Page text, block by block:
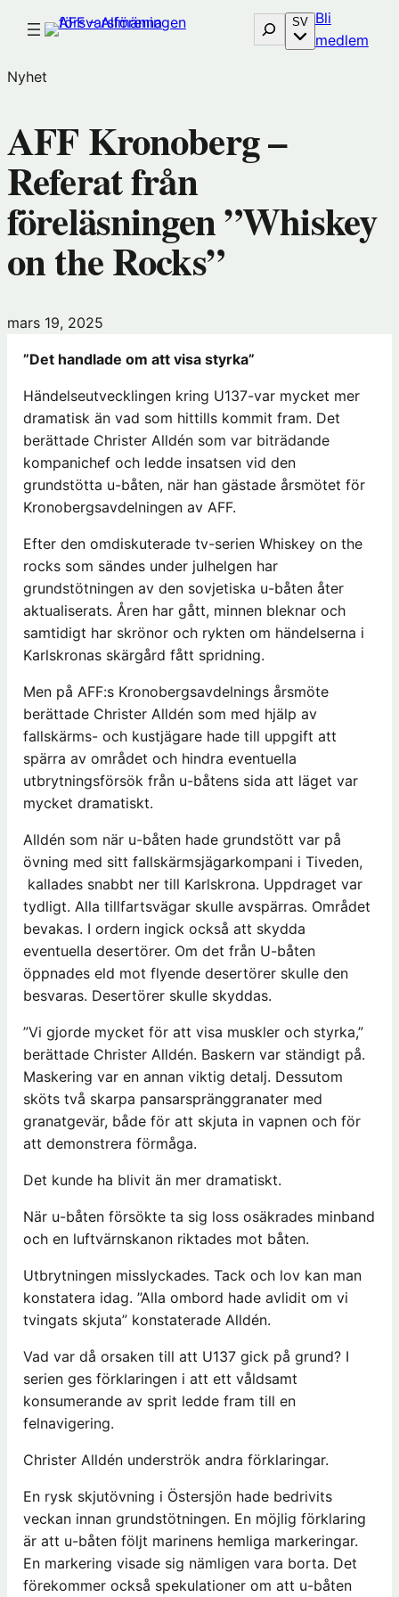
Sök SV Bli
medlem
Nyhet
AFF Kronoberg –
Referat från
föreläsningen ”Whiskey
on the Rocks”
mars 19, 2025
”Det handlade om att visa styrka”
Händelseutvecklingen kring U137-var mycket mer
dramatisk än vad som hittills kommit fram. Det
berättade Christer Alldén som var biträdande
kompanichef och ledde insatsen vid den
grundstötta u-båten, när han gästade årsmötet för
Kronobergsavdelningen av AFF.
Efter den omdiskuterade tv-serien Whiskey on the
rocks som sändes under julhelgen har
grundstötningen av den sovjetiska u-båten åter
aktualiserats. Åren har gått, minnen bleknar och
samtidigt har skrönor och rykten om händelserna i
Karlskronas skärgård fått spridning.
Men på AFF:s Kronobergsavdelnings årsmöte
berättade Christer Alldén som med hjälp av
fallskärms- och kustjägare hade till uppgift att
spärra av området och hindra eventuella
utbrytningsförsök från u-båtens sida att läget var
mycket dramatiskt.
Alldén som när u-båten hade grundstött var på
övning med sitt fallskärmsjägarkompani i Tiveden,
kallades snabbt ner till Karlskrona. Uppdraget var
tydligt. Alla tillfartsvägar skulle avspärras. Området
bevakas. I ordern ingick också att skydda
eventuella desertörer. Om det från U-båten
öppnades eld mot flyende desertörer skulle den
besvaras. Desertörer skulle skyddas.
”Vi gjorde mycket för att visa muskler och styrka,”
berättade Christer Alldén. Baskern var ständigt på.
Maskering var en annan viktig detalj. Dessutom
sköts två skarpa pansarspränggranater med
granatgevär, både för att skjuta in vapnen och för
att demonstrera förmåga.
Det kunde ha blivit än mer dramatiskt.
När u-båten försökte ta sig loss osäkrades minband
och en luftvärnskanon riktades mot båten.
Utbrytningen misslyckades. Tack och lov kan man
konstatera idag. ”Alla ombord hade avlidit om vi
tvingats skjuta” konstaterade Alldén.
Vad var då orsaken till att U137 gick på grund? I
serien ges förklaringen i att ett våldsamt
konsumerande av sprit ledde fram till en
felnavigering.
Christer Alldén underströk andra förklaringar.
En rysk skjutövning i Östersjön hade bedrivits
veckan innan grundstötningen. En möjlig förklaring
är att u-båten följt marinens hemliga markeringar.
En markering visade sig nämligen vara borta. Det
förekommer också spekulationer om att u-båten